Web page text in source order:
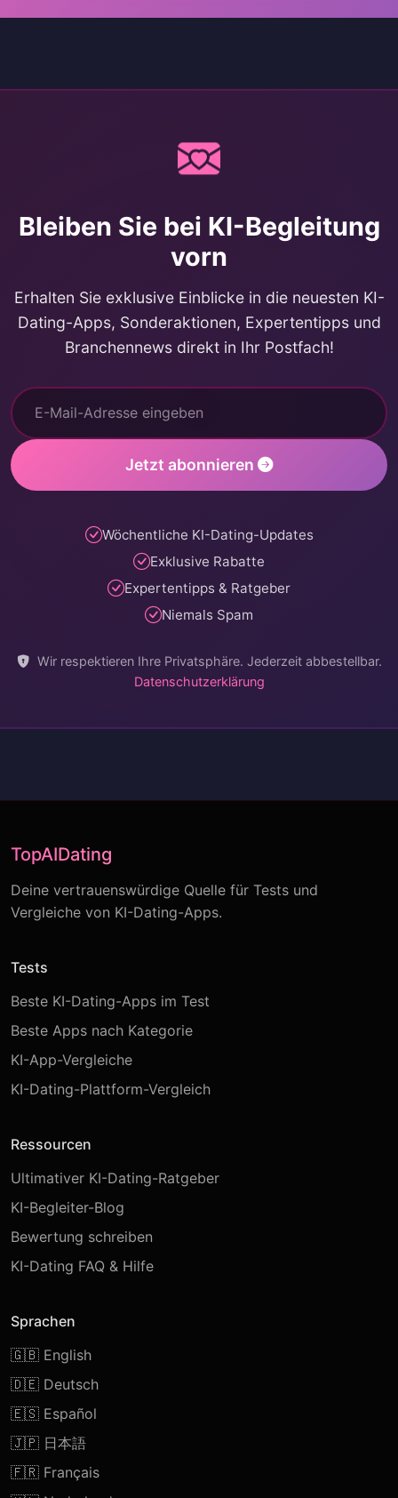
Bleiben Sie bei KI-Begleitung
vorn
Erhalten Sie exklusive Einblicke in die neuesten KI-
Dating-Apps, Sonderaktionen, Expertentipps und
Branchennews direkt in Ihr Postfach!
Jetzt abonnieren
Wöchentliche KI-Dating-Updates
Exklusive Rabatte
Expertentipps & Ratgeber
Niemals Spam
Wir respektieren Ihre Privatsphäre. Jederzeit abbestellbar.
Datenschutzerklärung
TopAIDating
Deine vertrauenswürdige Quelle für Tests und
Vergleiche von KI-Dating-Apps.
Tests
Beste KI-Dating-Apps im Test
Beste Apps nach Kategorie
KI-App-Vergleiche
KI-Dating-Plattform-Vergleich
Ressourcen
Ultimativer KI-Dating-Ratgeber
KI-Begleiter-Blog
Bewertung schreiben
KI-Dating FAQ & Hilfe
Sprachen
🇬🇧 English
🇩🇪 Deutsch
🇪🇸 Español
🇯🇵 日本語
🇫🇷 Français